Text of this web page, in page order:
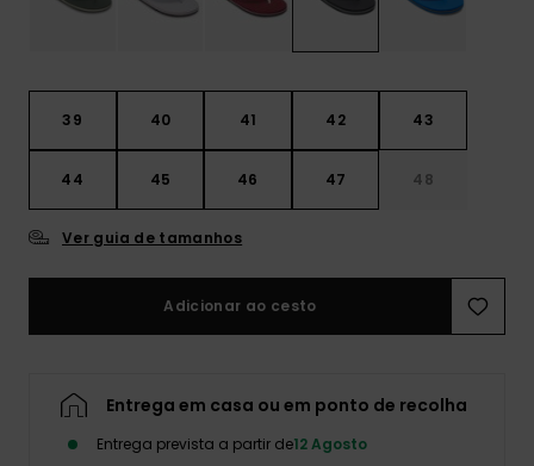
39 40 41 42 43
44 45 46 47 48
Ver guia de tamanhos
Adicionar ao cesto
Entrega em casa ou em ponto de recolha
Entrega prevista a partir de12 Agosto